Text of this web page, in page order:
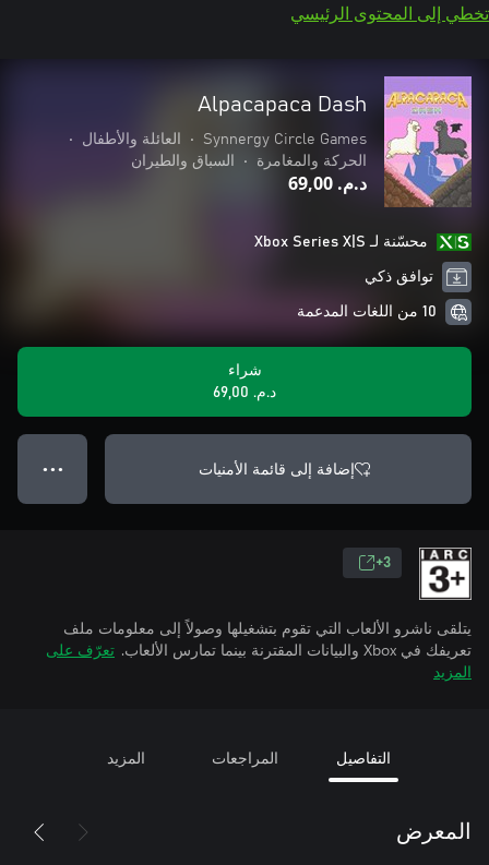
تخطي إلى المحتوى الرئيسي
Alpacapaca Dash
Synnergy Circle Games
• العائلة والأطفال
•
الحركة والمغامرة
• السباق والطيران
د.م.‏ 69,00
محسّنة لـ Xbox Series X|S
توافق ذكي
10 من اللغات المدعمة
شراء
د.م.‏ 69,00
إضافة إلى قائمة الأمنيات ● ● ●
3+
يتلقى ناشرو الألعاب التي تقوم بتشغيلها وصولاً إلى معلومات ملف
تعريفك في Xbox والبيانات المقترنة بينما تمارس الألعاب.
تعرّف على
المزيد
التفاصيل المراجعات المزيد
المعرض